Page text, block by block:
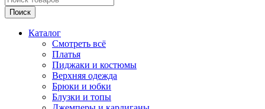
Поиск
Каталог
Смотреть всё
Платья
Пиджаки и костюмы
Верхняя одежда
Брюки и юбки
Блузки и топы